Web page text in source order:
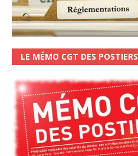
LE MÉMO CGT DES POSTIERS